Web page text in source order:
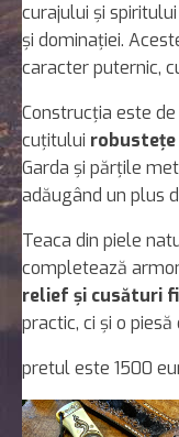
curajului și spiritului
și dominației.
caracter puternic,
Construcția este
cuțitului
Garda și părțile
adăugând un plus
Teaca din piele
completează
relief și cusături
practic, ci și o
pretul este 1500